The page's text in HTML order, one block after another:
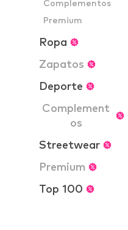
Complementos
Premium
Ropa
Zapatos
Deporte
Complement
os
Streetwear
Premium
Top 100